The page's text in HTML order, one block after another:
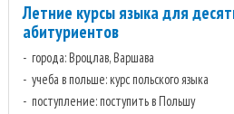
Летние курсы языка для
абитуриентов
города: Вроцлав, Варшава
учеба в польше: курс польского языка
поступление: поступить в Польшу